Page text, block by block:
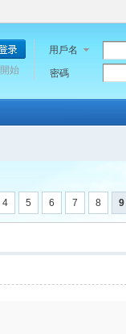
用戶名
密碼
始
4 5 6 7 8 9